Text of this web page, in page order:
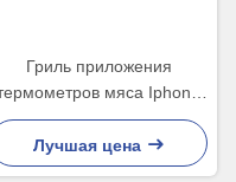
Гриль приложения
мяса Iphone
Wifi цифров беспроводной
беспроводной
высокотемпературный
Лучшая цена